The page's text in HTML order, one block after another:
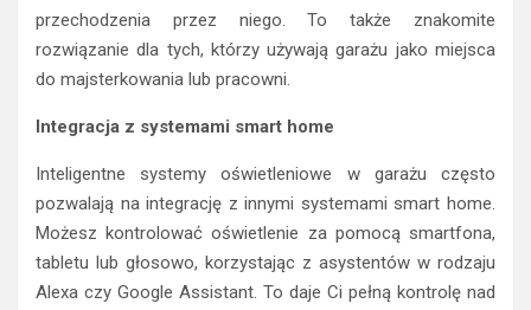
przechodzenia przez niego. To także znakomite
rozwiązanie dla tych, którzy używają garażu jako miejsca
do majsterkowania lub pracowni.
Integracja z systemami smart home
Inteligentne systemy oświetleniowe w garażu często
pozwalają na integrację z innymi systemami smart home.
Możesz kontrolować oświetlenie za pomocą smartfona,
tabletu lub głosowo, korzystając z asystentów w rodzaju
Alexa czy Google Assistant. To daje Ci pełną kontrolę nad